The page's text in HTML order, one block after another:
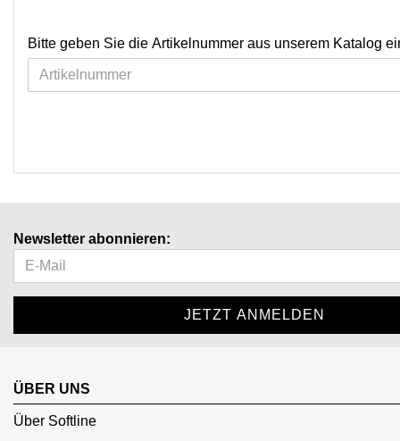
Bitte geben Sie die Artikelnummer aus unserem Katalog
Newsletter abonnieren:
ÜBER UNS
Über Softline